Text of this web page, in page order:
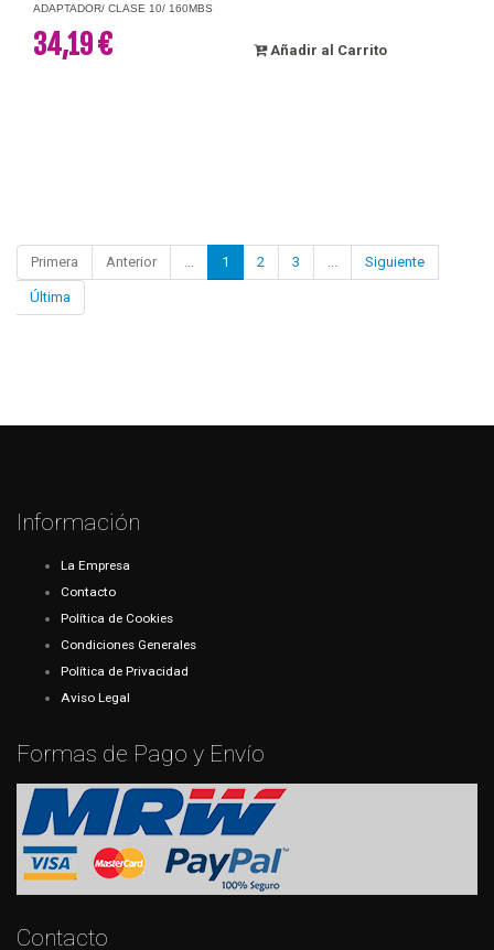
ADAPTADOR/ CLASE 10/ 160MBS
34,19 € Añadir al Carrito
Primera Anterior 1 2 3 Siguiente
Última
Información
La Empresa
Contacto
Política de Cookies
Condiciones Generales
Política de Privacidad
Aviso Legal
Formas de Pago y Envío
Contacto